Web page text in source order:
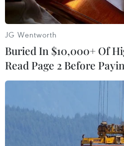
Theo dõi VietnamPlus
TIN LIÊN QUAN
JG Wentworth
Buried In $10,000+ Of
Read Page 2 Before